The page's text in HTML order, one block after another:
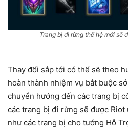
Trang bị đi rừng thế hệ mới sẽ
Thay đổi sắp tới có thể sẽ theo
hoàn thành nhiệm vụ bắt buộc
chuyển hướng đến các trang bị
các trang bị đi rừng sẽ được
như các trang bị cho tướng Hỗ